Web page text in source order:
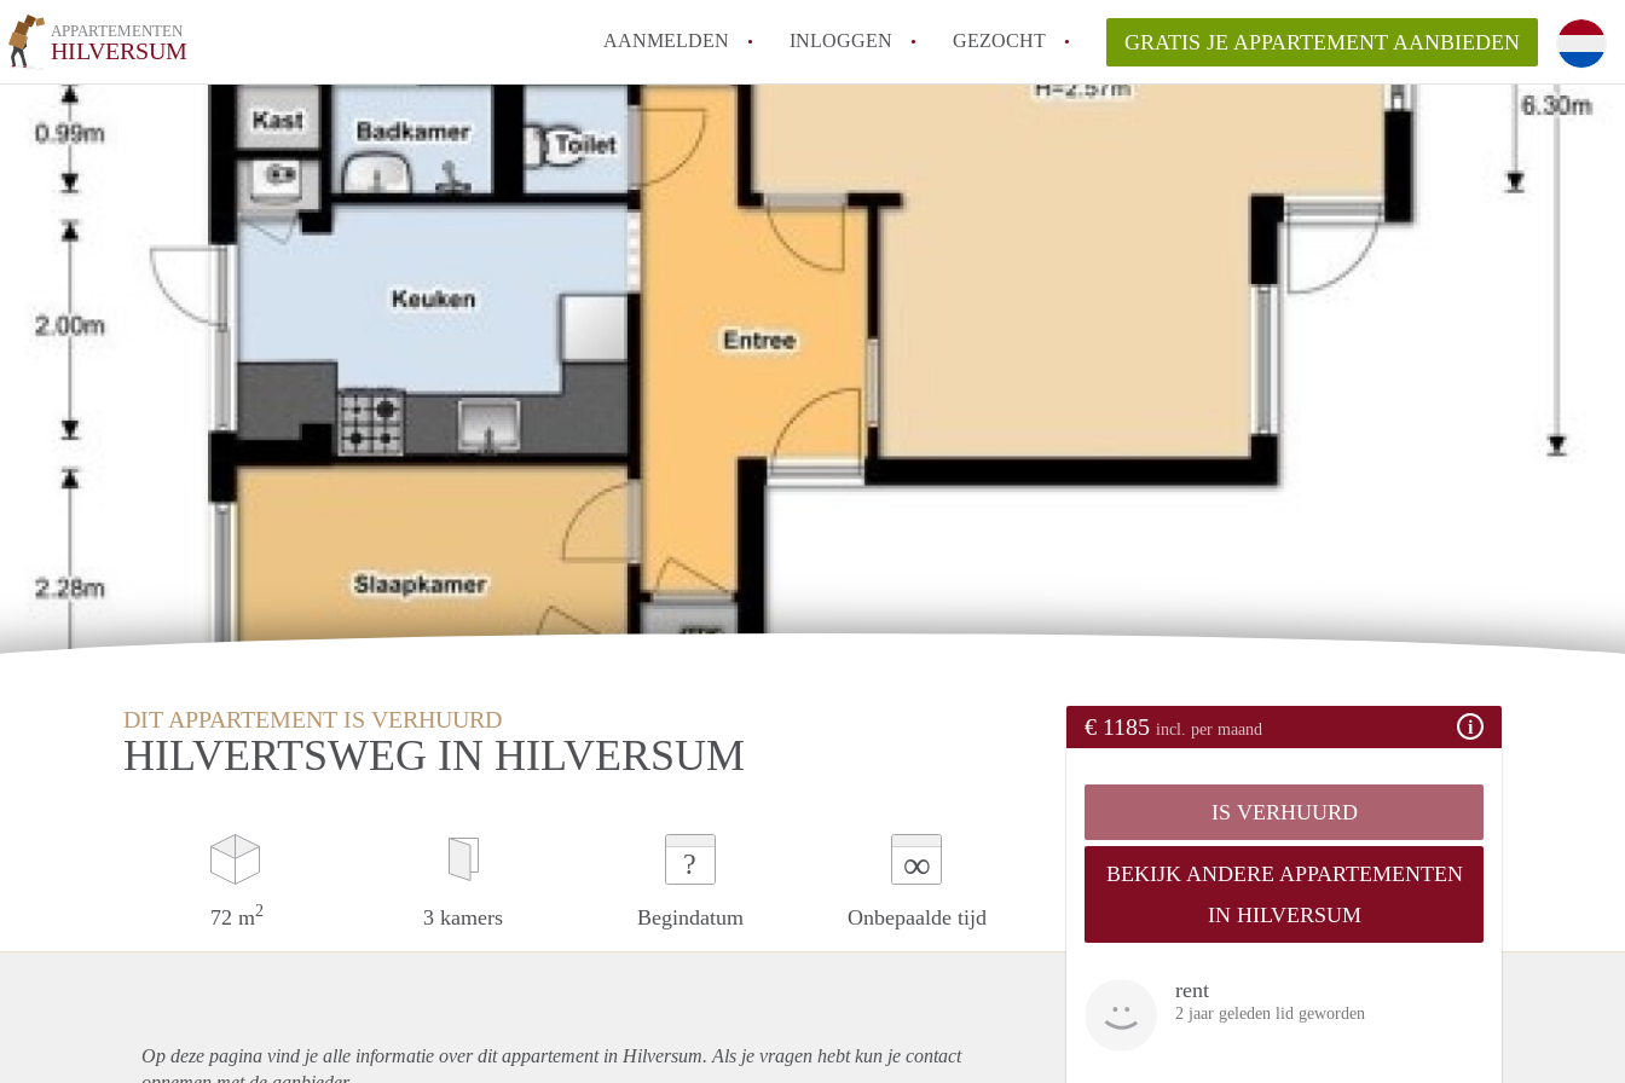
APPARTEMENTEN
HILVERSUM AANMELDEN INLOGGEN GEZOCHT GRATIS JE APPARTEMENT AANBIEDEN
DIT APPARTEMENT IS VERHUURD
HILVERTSWEG IN HILVERSUM
72 m2 3 kamers
?
Begindatum
∞
Onbepaalde tijd
€ 1185 incl. per maand
IS VERHUURD
BEKIJK ANDERE APPARTEMENTEN
IN HILVERSUM
rent
2 jaar geleden lid geworden
Op deze pagina vind je alle informatie over ditappartementin Hilversum. Als je vragen hebt kun je contact